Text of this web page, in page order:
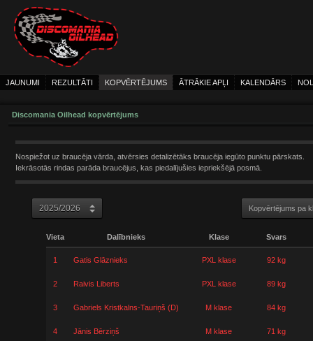
JAUNUMI REZULTĀTI KOPVĒRTĒJUMS ĀTRĀKIE APĻI KALENDĀRS
Discomania Oilhead kopvērtējums
Nospiežot uz braucēja vārda, atvērsies detalizētāks braucēja iegūto punktu pārskats.
Iekrāsotās rindas parāda braucējus, kas piedalījušies iepriekšējā posmā.
Kopvērtējums pa
Vieta Dalībnieks Klase Svars
1 Gatis Glāznieks PXL klase 92 kg
2 Raivis Liberts PXL klase 89 kg
3 Gabriels Kristkalns-Tauriņš (D) M klase 84 kg
4 Jānis Bērziņš M klase 71 kg